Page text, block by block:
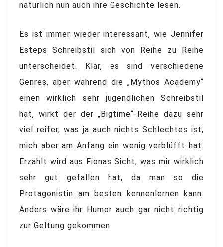
natürlich nun auch ihre Geschichte lesen.
Es ist immer wieder interessant, wie Jennifer
Esteps Schreibstil sich von Reihe zu Reihe
unterscheidet. Klar, es sind verschiedene
Genres, aber während die „Mythos Academy“
einen wirklich sehr jugendlichen Schreibstil
hat, wirkt der der „Bigtime“-Reihe dazu sehr
viel reifer, was ja auch nichts Schlechtes ist,
mich aber am Anfang ein wenig verblüfft hat.
Erzählt wird aus Fionas Sicht, was mir wirklich
sehr gut gefallen hat, da man so die
Protagonistin am besten kennenlernen kann.
Anders wäre ihr Humor auch gar nicht richtig
zur Geltung gekommen.